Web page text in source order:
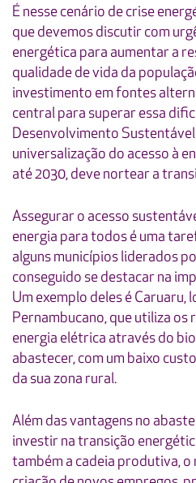
É nesse cenário de crise
que devemos discutir com
energética para aumentar a
qualidade de vida da
investimento em fontes
central para superar essa
Desenvolvimento Sustentável
universalização do acesso à
até 2030, deve nortear a
Assegurar o acesso
energia para todos é uma
alguns municípios liderados
conseguido se destacar na
Um exemplo deles é Caruaru,
Pernambucano, que utiliza os
energia elétrica através do
abastecer, com um baixo
da sua zona rural.
Além das vantagens no
investir na transição
também a cadeia produtiva,